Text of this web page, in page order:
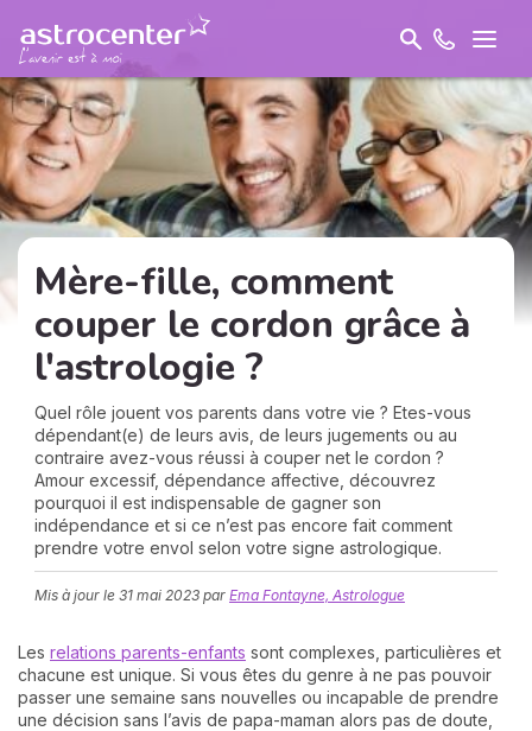
Mère-fille, comment
couper le cordon grâce à
l'astrologie ?
Quel rôle jouent vos parents dans votre vie ? Etes-vous
dépendant(e) de leurs avis, de leurs jugements ou au
contraire avez-vous réussi à couper net le cordon ?
Amour excessif, dépendance affective, découvrez
pourquoi il est indispensable de gagner son
indépendance et si ce n’est pas encore fait comment
prendre votre envol selon votre signe astrologique.
Mis à jour le 31 mai 2023 par Ema Fontayne, Astrologue
Les relations parents-enfants sont complexes, particulières et
chacune est unique. Si vous êtes du genre à ne pas pouvoir
passer une semaine sans nouvelles ou incapable de prendre
une décision sans l’avis de papa-maman alors pas de doute,